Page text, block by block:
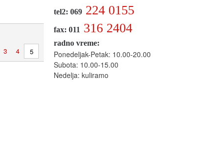
3 4 5
tel2: 069 224 0155
fax: 011 316 2404
radno vreme:
Ponedeljak-Petak: 10.00-20.00
Subota: 10.00-15.00
Nedelja: kuliramo